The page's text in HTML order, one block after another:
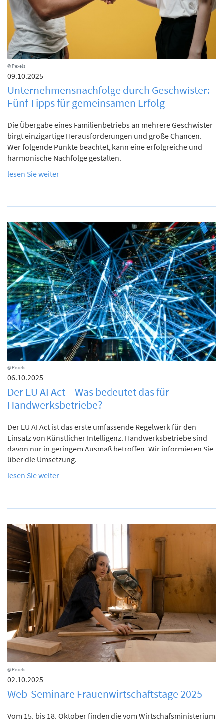
© Pexels
09.10.2025
Unternehmensnachfolge durch Geschwister:
Fünf Tipps für gemeinsamen Erfolg
Die Übergabe eines Familienbetriebs an mehrere Geschwister
birgt einzigartige Herausforderungen und große Chancen.
Wer folgende Punkte beachtet, kann eine erfolgreiche und
harmonische Nachfolge gestalten.
lesen Sie weiter
© Pexels
06.10.2025
Der EU AI Act – Was bedeutet das für
Handwerksbetriebe?
Der EU AI Act ist das erste umfassende Regelwerk für den
Einsatz von Künstlicher Intelligenz. Handwerksbetriebe sind
davon nur in geringem Ausmaß betroffen. Wir informieren Sie
über die Umsetzung.
lesen Sie weiter
© Pexels
02.10.2025
Web-Seminare Frauenwirtschaftstage 2025
Vom 15. bis 18. Oktober finden die vom Wirtschafsministerium